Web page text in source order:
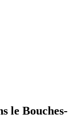
le Bouches-